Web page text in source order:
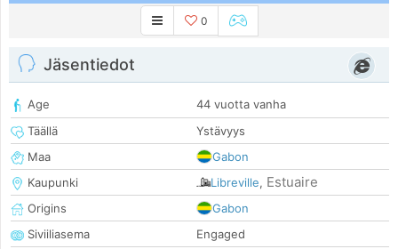
0
Jäsentiedot
Age
44 vuotta vanha
Täällä
Ystävyys
Maa
Gabon
Kaupunki
Libreville, Estuaire
Origins
Gabon
Siviiliasema
Engaged